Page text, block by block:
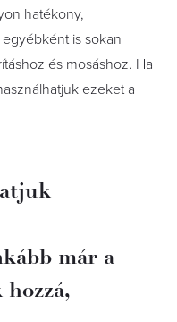
hatékony,
is sokan
és mosáshoz. Ha
ezeket a
már a
hozzá,